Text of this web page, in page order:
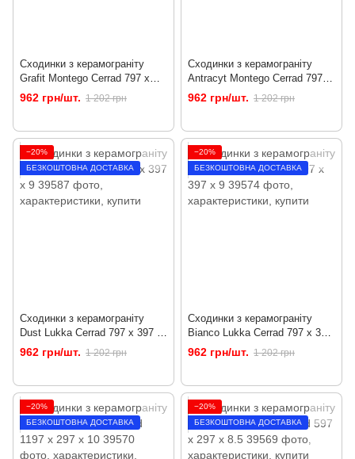
Сходинки з керамограніту
Grafit Montego Cerrad 797 x
397 x 9
962 грн/шт. 1 202 грн
Сходинки з керамограніту
Antracyt Montego Cerrad 797 x
397 x 9
962 грн/шт. 1 202 грн
−20%
БЕЗКОШТОВНА ДОСТАВКА
Сходинки з керамограніту
Dust Lukka Cerrad 797 x 397 x
9
962 грн/шт. 1 202 грн
−20%
БЕЗКОШТОВНА ДОСТАВКА
Сходинки з керамограніту
Bianco Lukka Cerrad 797 x 397
x 9
962 грн/шт. 1 202 грн
−20%
БЕЗКОШТОВНА ДОСТАВКА
−20%
БЕЗКОШТОВНА ДОСТАВКА